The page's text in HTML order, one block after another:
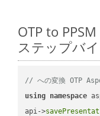
OTP to
ステップバ
// への変換 OTP
using namespace
api->